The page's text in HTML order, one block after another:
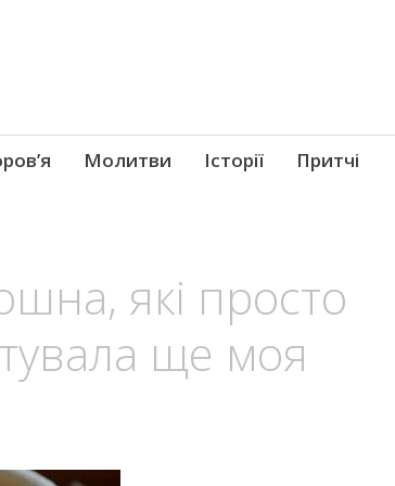
Молитви Історії Притчі
які просто
ще моя